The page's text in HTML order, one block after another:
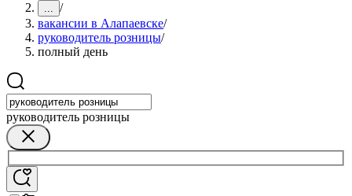
... /
вакансии в Алапаевске/
руководитель розницы/
полный день
руководитель розницы